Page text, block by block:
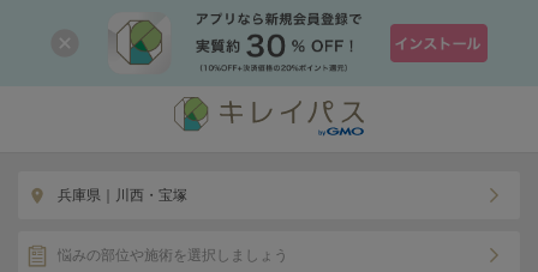
兵庫県｜川西・宝塚
悩みの部位や施術を選択しましょう